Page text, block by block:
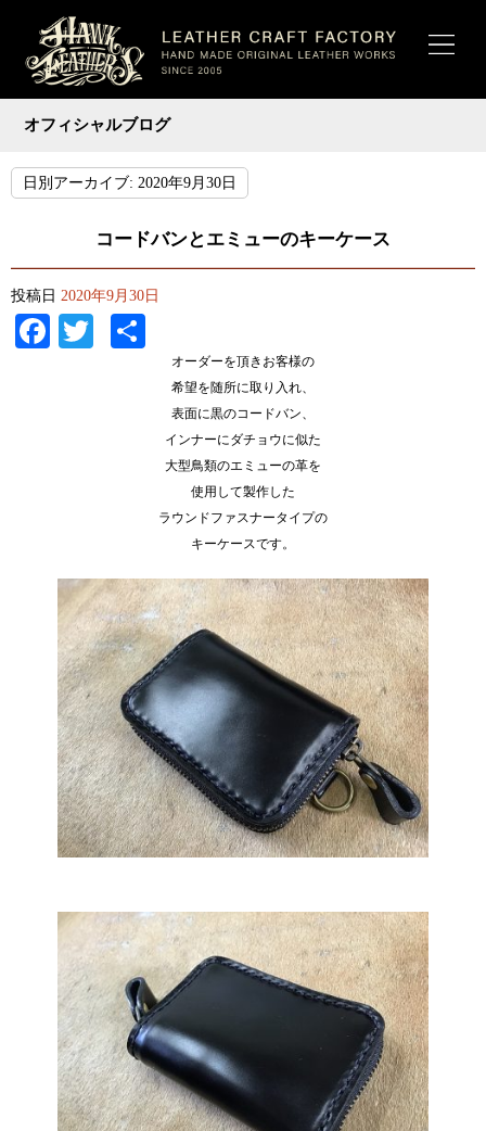
オフィシャルブログ
日別アーカイブ: 2020年9月30日
コードバンとエミューのキーケース
投稿日 2020年9月30日
Facebook
Twitter
有オーダーを頂きお客様の
希望を随所に取り入れ、
表面に黒のコードバン、
インナーにダチョウに似た
大型鳥類のエミューの革を
使用して製作した
ラウンドファスナータイプの
キーケースです。